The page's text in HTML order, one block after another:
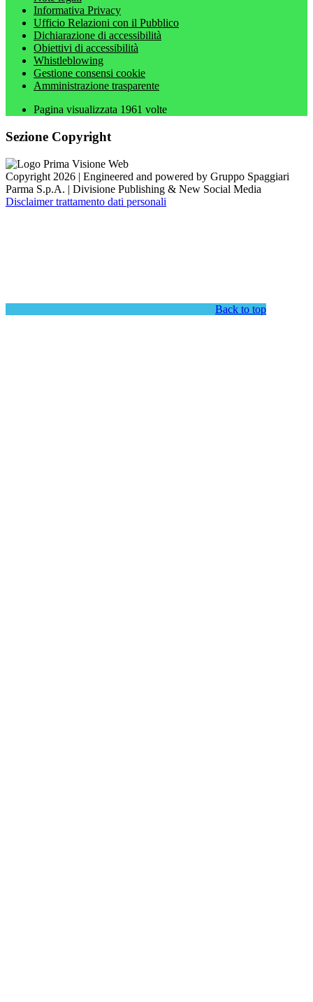
Informativa Privacy
Ufficio Relazioni con il Pubblico
Dichiarazione di accessibilità
Obiettivi di accessibilità
Whistleblowing
Gestione consensi cookie
Amministrazione trasparente
Pagina visualizzata 1961 volte
Sezione Copyright
Copyright 2026 | Engineered and powered by Gruppo Spaggiari
Parma S.p.A. | Divisione Publishing & New Social Media
Disclaimer trattamento dati personali
Back to top